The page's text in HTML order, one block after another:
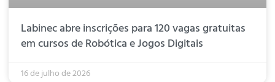
Labinec abre inscrições para 120 vagas gratuitas
em cursos de Robótica e Jogos Digitais
16 de julho de 2026